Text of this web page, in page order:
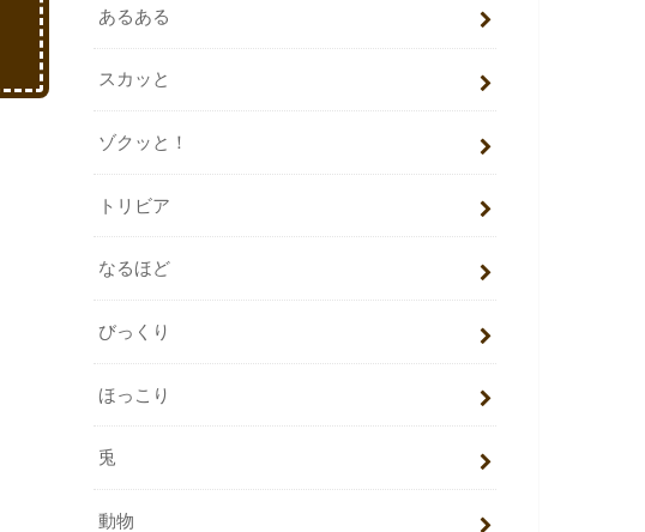
あるある
スカッと
ゾクッと！
トリビア
なるほど
びっくり
ほっこり
兎
動物